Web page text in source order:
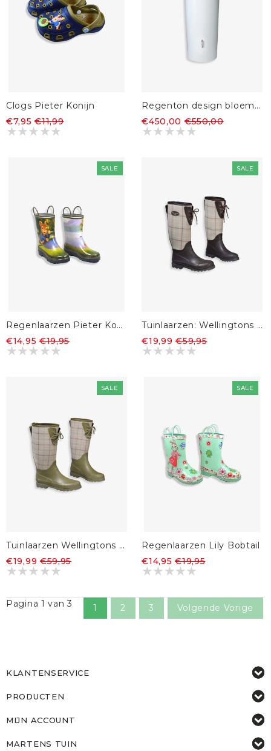
Clogs Pieter Konijn
€7,95€11,99
Regenton design bloembak 2 in 1 Coco 350L
€450,00€550,00
SALE
Regenlaarzen Pieter Konijn
€14,95 €19,95
SALE
Tuinlaarzen: Wellingtons Keynes Natural
€19,99€59,95
SALE
Tuinlaarzen Wellingtons Keynes burgundy
€19,99 €59,95
SALE
Regenlaarzen Lily Bobtail
€14,95€19,95
Pagina 1 van 3 1 2 3 Volgende Vorige
KLANTENSERVICE
PRODUCTEN
MIJN ACCOUNT
MARTENS TUIN